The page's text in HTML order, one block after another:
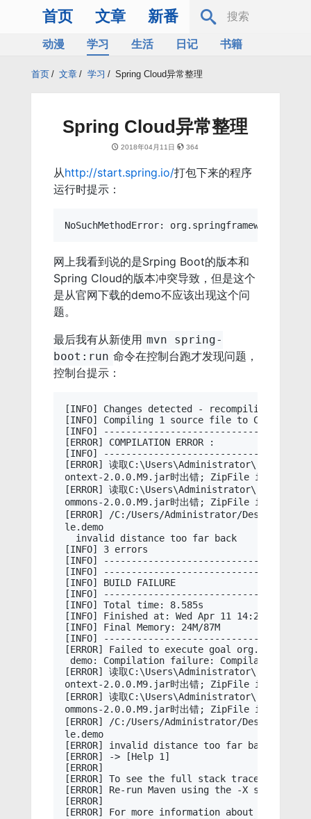
首页 文章 新番
动漫 学习 生活 日记
书籍
首页 / 文章 / 学习 / Spring Cloud异常整理
Spring Cloud异常整理
2018年04月11日 364
从http://start.spring.io/打包下来的程序
运行时提示：
网上我看到说的是Srping Boot的版本和
Spring Cloud的版本冲突导致，但是这个
是从官网下载的demo不应该出现这个问
题。
最后我有从新使用 mvn spring-
boot:run 命令在控制台跑才发现问题，
控制台提示：
[INFO] Changes detected - recompiling the
[INFO] Compiling 1 source file to
[INFO]
[ERROR] COMPILATION ERROR :
[INFO]
[ERROR] 读取
ontext-2.0.0.M9.jar时出错; ZipFile invalid
[ERROR] 读取
ommons-2.0.0.M9.jar时出错; ZipFile invalid
[ERROR] /C:/Users/Administrator/Desktop/
le.demo
  invalid distance too far back
[INFO] 3 errors
[INFO]
[INFO]
[INFO] BUILD FAILURE
[INFO]
[INFO] Total time: 8.585s
[INFO] Finished at: Wed Apr 11 14:26:13 CST
[INFO] Final Memory: 24M/87M
[INFO]
[ERROR] Failed to execute goal
demo: Compilation failure: Compilation
[ERROR] 读取
ontext-2.0.0.M9.jar时出错; ZipFile invalid
[ERROR] 读取
ommons-2.0.0.M9.jar时出错; ZipFile invalid
[ERROR] /C:/Users/Administrator/Desktop/
le.demo
[ERROR] invalid distance too far back
[ERROR] -> [Help 1]
[ERROR]
[ERROR] To see the full stack trace of the
[ERROR] Re-run Maven using the -X switch
[ERROR]
[ERROR] For more information about the